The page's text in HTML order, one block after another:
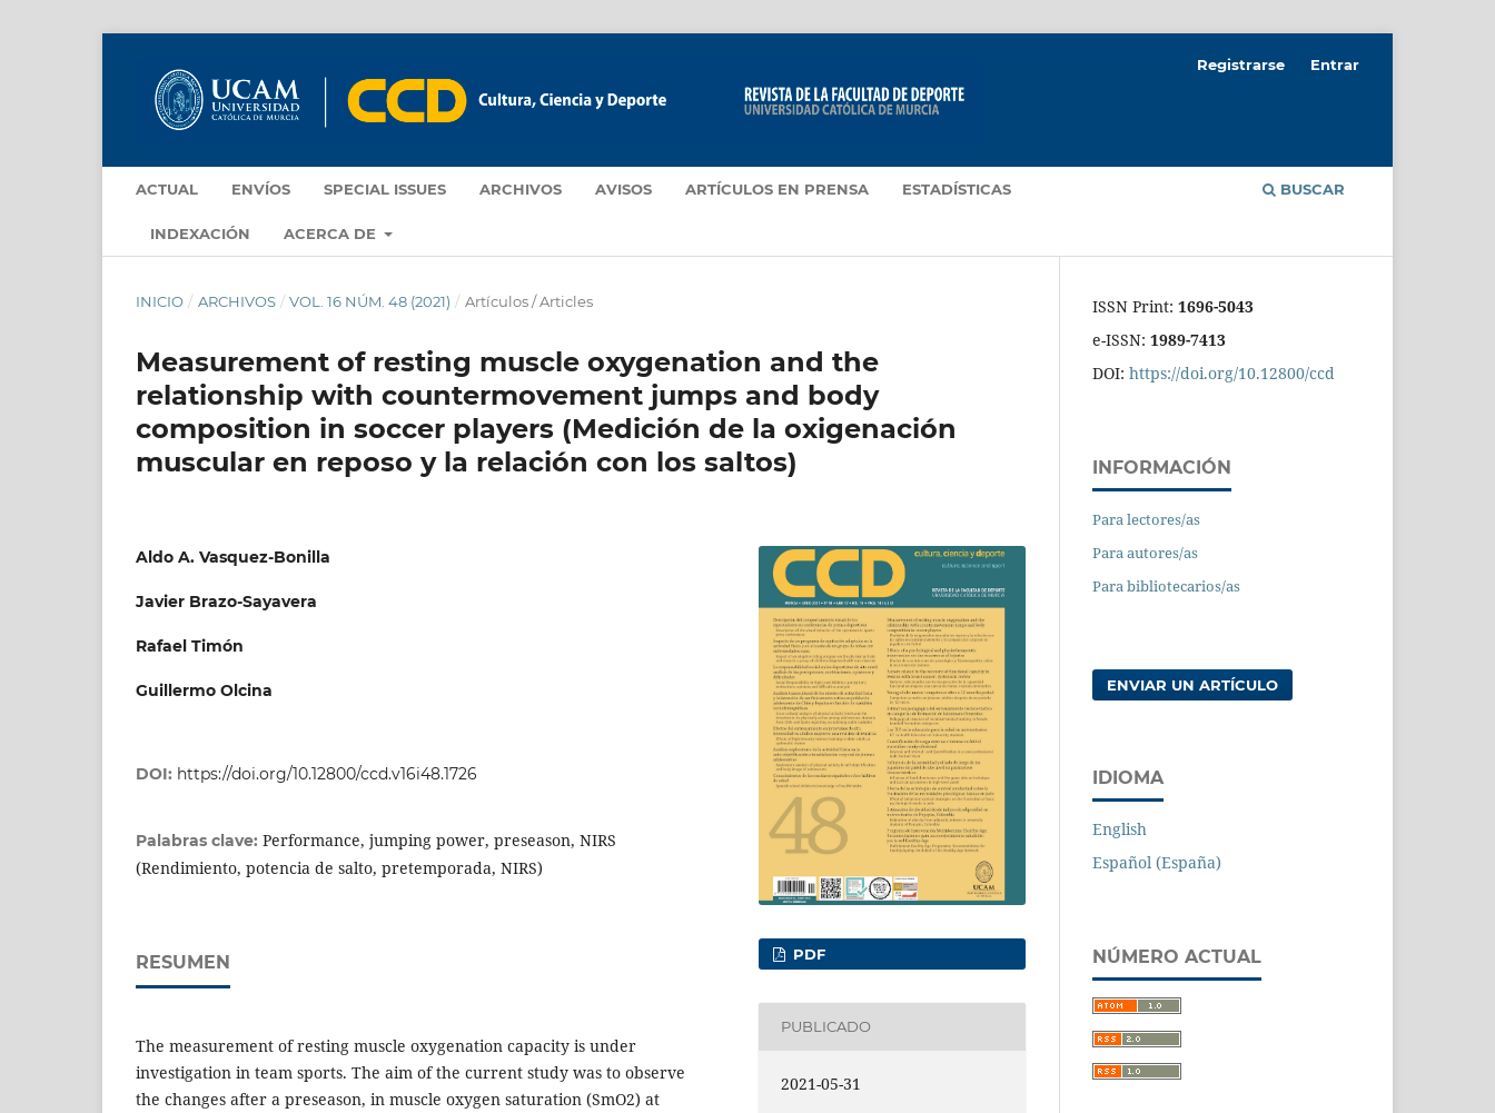
ACTUAL ENVÍOS SPECIAL ISSUES ARCHIVOS AVISOS ARTÍCULOS EN PRENSA ESTADÍSTICAS
INDEXACIÓN ACERCA DE
BUSCAR
Registrarse Entrar
INICIO / ARCHIVOS / VOL. 16 NÚM. 48 (2021) / Artículos / Articles
Measurement of resting muscle oxygenation and the
relationship with countermovement jumps and body
composition in soccer players (Medición de la oxigenación
muscular en reposo y la relación con los saltos)
Aldo A. Vasquez-Bonilla
Javier Brazo-Sayavera
Rafael Timón
Guillermo Olcina
DOI: https://doi.org/10.12800/ccd.v16i48.1726
Palabras clave: Performance, jumping power, preseason, NIRS
(Rendimiento, potencia de salto, pretemporada, NIRS)
RESUMEN
The measurement of resting muscle oxygenation capacity is under
investigation in team sports. The aim of the current study was to observe
the changes after a preseason, in muscle oxygen saturation (SmO2) at
PDF
PUBLICADO
2021-05-31
ISSN Print: 1696-5043
e-ISSN: 1989-7413
DOI: https://doi.org/10.12800/ccd
INFORMACIÓN
Para lectores/as
Para autores/as
Para bibliotecarios/as
ENVIAR UN ARTÍCULO
IDIOMA
English
Español (España)
NÚMERO ACTUAL